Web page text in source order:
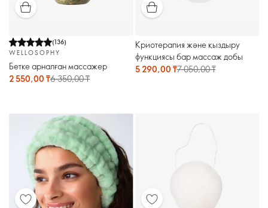
(136)
WELLOSOPHY
Бетке арналған массажер
2 550,00 ₸6 350,00 ₸
Криотерапия және қыздыру
функциясы бар массаж добы
5 290,00 ₸7 050,00 ₸